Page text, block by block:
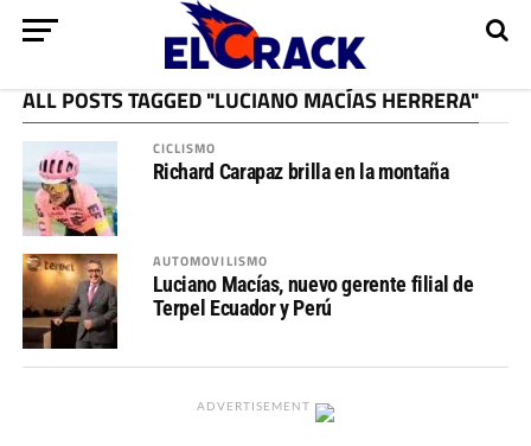
ALL POSTS TAGGED "LUCIANO MACÍAS HERRERA"
CICLISMO
Richard Carapaz brilla en la montaña
AUTOMOVILISMO
Luciano Macías, nuevo gerente filial de
Terpel Ecuador y Perú
ADVERTISEMENT